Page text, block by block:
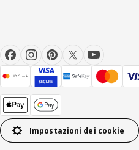
Impostazioni dei cookie